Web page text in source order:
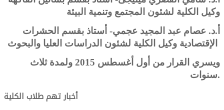
وكيل الكلية لشئون المجتمع وتنمية البيئة
أ.د. عصام عبد المجيد عجمي- أستاذ بقسم الحشرات
الإقتصادية وكيل ا
ويسري القرار من أول أغسطس 2015 ولمدة ثلاث
سنوات.
أخبار تهم طلاب الكلية